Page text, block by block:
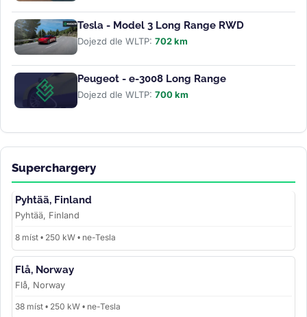
Tesla - Model 3 Long Range RWD
Dojezd dle WLTP: 702 km
Peugeot - e-3008 Long Range
Dojezd dle WLTP: 700 km
Superchargery
Pyhtää, Finland
Pyhtää, Finland
8 míst • 250 kW • ne-Tesla
Flå, Norway
Flå, Norway
38 míst • 250 kW • ne-Tesla